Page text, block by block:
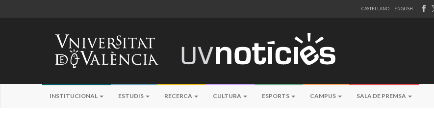
CASTELLANO ENGLISH
INSTITUCIONAL ESTUDIS RECERCA CULTURA ESPORTS CAMPUS SALA DE PREMSA